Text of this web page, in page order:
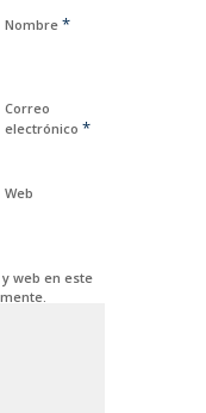
Nombre *
Correo
electrónico *
Web
web en este